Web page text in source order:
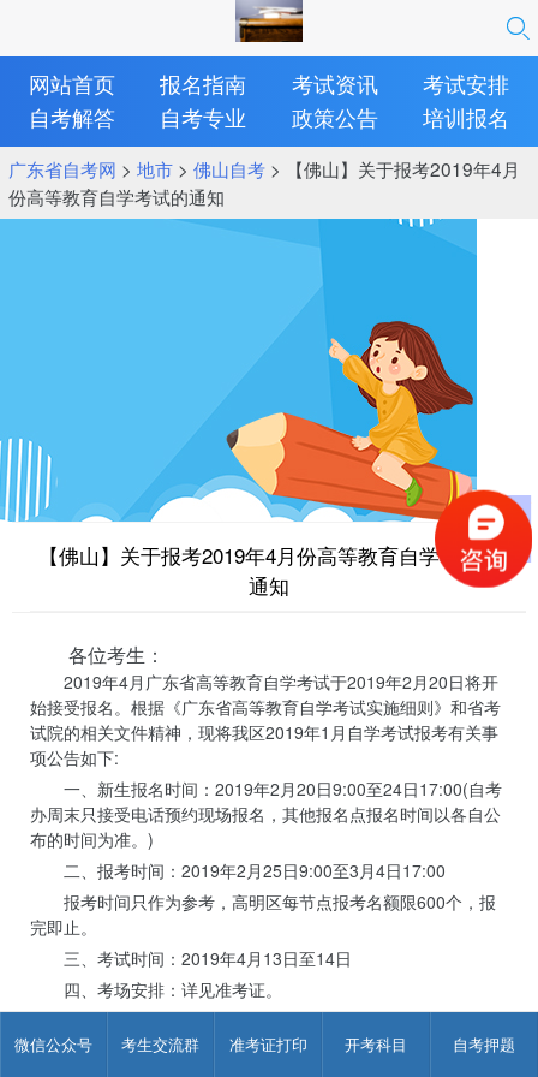
微信公众号 考生交流群 准考证打印 开考科目 自考押题
网站首页 报名指南 考试资讯
考试安排
自考解答
自考专业 政策公告 培训报名
广东省自考网 > 地市> 佛山自考> 【佛山】关于报考2019年4月
份高等教育自学考试的通知
【佛山】关于报考2019年4月份高等教育自学考试的
通知
各位考生：
2019年4月广东省高等教育自学考试于2019年2月20日将开
始接受报名。根据《广东省高等教育自学考试实施细则》和省考
试院的相关文件精神，现将我区2019年1月自学考试报考有关事
项公告如下:
一、新生报名时间：2019年2月20日9:00至24日17:00(自考
办周末只接受电话预约现场报名，其他报名点报名时间以各自公
布的时间为准。)
二、报考时间：2019年2月25日9:00至3月4日17:00
报考时间只作为参考，高明区每节点报考名额限600个，报
完即止。
三、考试时间：2019年4月13日至14日
四、考场安排：详见准考证。
五、新生报名和报考：首次参加自学考试的新生，报名分预
报名和现场报名摄像确认两个阶段进行。